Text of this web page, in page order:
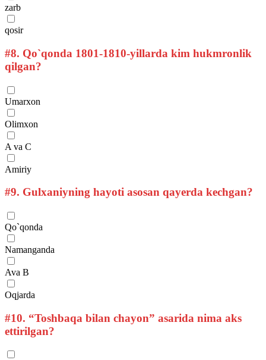
zarb
qosir
#8. Qo`qonda 1801-1810-yillarda kim hukmronlik
qilgan?
Umarxon
Olimxon
A va C
Amiriy
#9. Gulxaniyning hayoti asosan qayerda kechgan?
Qo`qonda
Namanganda
Ava B
Oqjarda
#10. “Toshbaqa bilan chayon” asarida nima aks
ettirilgan?